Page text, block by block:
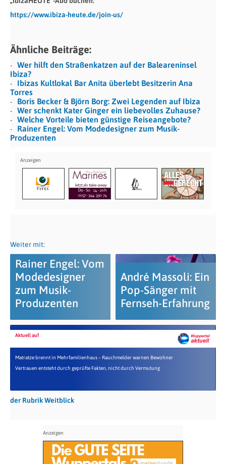
https://www.ibiza-heute.de/join-us/
Ähnliche Beiträge:
Wer hilft den Straßenkatzen auf der Baleareninsel
Ibiza?
Ibizas Kultlokal Bar Anita überlebt Besitzerin Ana
Torres
Boris Becker & Björn Borg: Zwei Legenden auf Ibiza
Wer schenkt Kater Ginger ein liebevolles Zuhause?
Welche Vorteile bieten günstige Reiseangebote?
Rainer Engel: Vom Modedesigner zum Musik-
Produzenten
Weiter mit:
Rainer Engel: Vom
Modedesigner
zum Musik-
Produzenten
André Massoli: Ein
Pop-Sänger mit
Fernseh-Erfahrung
Aktuell auf
Matratze brennt in Mehrfamilienhaus – Rauchmelder warnen Bewohner
Vertrauen entsteht durch geprüfte Fakten, nicht durch Vermutung
der Rubrik Weitblick